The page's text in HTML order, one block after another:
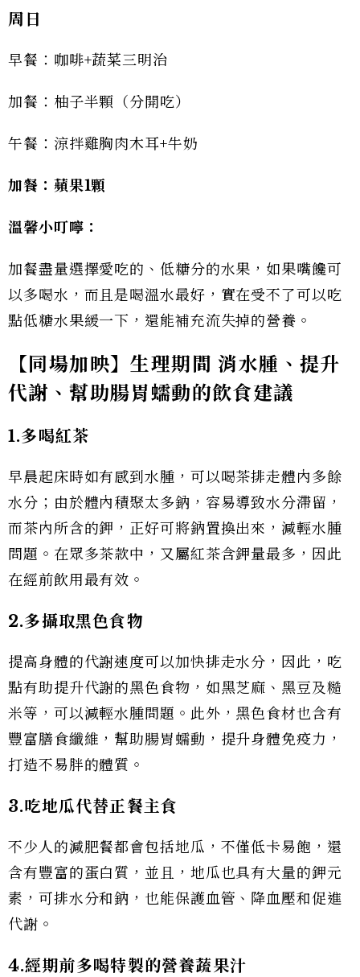
周日
早餐：咖啡+蔬菜三明治
加餐：柚子半顆（分開吃）
午餐：涼拌雞胸肉木耳+牛奶
加餐：蘋果1顆
溫馨小叮嚀：
加餐盡量選擇愛吃的、低糖分的水果，如果嘴饞可
以多喝水，而且是喝溫水最好，實在受不了可以吃
點低糖水果緩一下，還能補充流失掉的營養。
【同場加映】生理期間消水腫、提升
代謝、幫助腸胃蠕動的飲食建議
1.多喝紅茶
早晨起床時如有感到水腫，可以喝茶排走體內多餘
水分；由於體內積聚太多鈉，容易導致水分滯留，
而茶內所含的鉀，正好可將鈉置換出來，減輕水腫
問題。在眾多茶款中，又屬紅茶含鉀量最多，因此
在經前飲用最有效。
2.多攝取黑色食物
提高身體的代謝速度可以加快排走水分，因此，吃
點有助提升代謝的黑色食物，如黑芝麻、黑豆及糙
米等，可以減輕水腫問題。此外，黑色食材也含有
豐富膳食纖維，幫助腸胃蠕動，提升身體免疫力，
打造不易胖的體質。
3.吃地瓜代替正餐主食
不少人的減肥餐都會包括地瓜，不僅低卡易飽，還
含有豐富的蛋白質，並且，地瓜也具有大量的鉀元
素，可排水分和鈉，也能保護血管、降血壓和促進
代謝。
4.經期前多喝特製的營養蔬果汁